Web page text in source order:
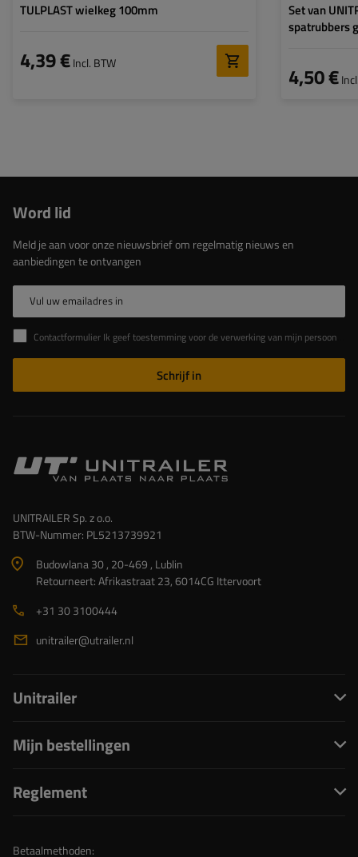
TULPLAST wielkeg 100mm
4,39 €Incl. BTW
Set van
spatrubbers
4,50 €
Word lid
Meld je aan voor onze nieuwsbrief om regelmatig nieuws en
aanbiedingen te ontvangen
Vul uw emailadres in
Contactformulier Ik geef toestemming voor de verwerking van mijn persoonlijke gegevens in het contactformulier in overeenstemming met de Verordening van het Europees Parlement en de Raad (EU)
Schrijf in
UNITRAILER Sp. z o.o.
BTW-Nummer: PL5213739921
Budowlana 30 , 20-469 , Lublin
Retourneert: Afrikastraat 23, 6014CG Ittervoort
+31 30 3100444
unitrailer@utrailer.nl
Unitrailer
Mijn bestellingen
Reglement
Betaalmethoden: